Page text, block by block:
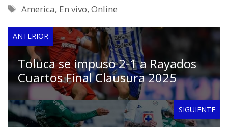
Etiquetas
America, En vivo,Online
ANTERIOR
Toluca se impuso 2-1 a Rayados
Cuartos Final Clausura 2025
SIGUIENTE